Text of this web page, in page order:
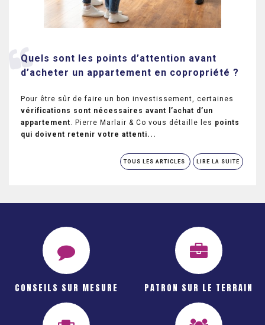
Quels sont les points d’attention avant
d’acheter un appartement en copropriété ?
Pour être sûr de faire un bon investissement, certaines
vérifications sont nécessaires avant l’achat d’un
appartement . Pierre Marlair & Co vous détaille les points
qui doivent retenir votre attenti...
TOUS LES ARTICLES LIRE LA SUITE
CONSEILS SUR MESURE PATRON SUR LE TERRAIN